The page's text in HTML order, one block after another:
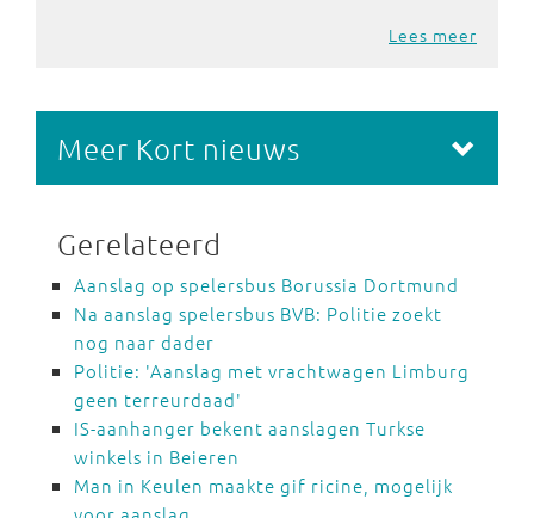
Lees meer
Meer Kort nieuws
Gerelateerd
Aanslag op spelersbus Borussia Dortmund
Na aanslag spelersbus BVB: Politie zoekt
nog naar dader
Politie: 'Aanslag met vrachtwagen Limburg
geen terreurdaad'
IS-aanhanger bekent aanslagen Turkse
winkels in Beieren
Man in Keulen maakte gif ricine, mogelijk